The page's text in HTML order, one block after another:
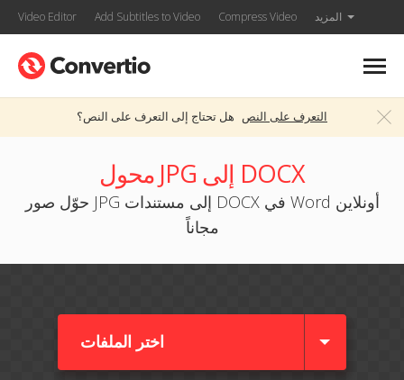
Video Editor Add Subtitles to Video Compress Video المزيد
هل تحتاج إلى التعرف على النص؟ التعرف على النص
محول JPG إلى DOCX
حوّل صور JPG إلى مستندات DOCX في Word أونلاين
مجاناً
اختر الملفات